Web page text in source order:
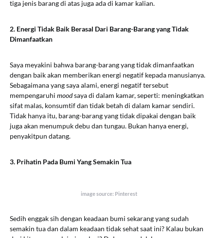
tiga jenis barang di atas juga ada di kamar kalian.
2. Energi Tidak Baik Berasal Dari Barang-Barang yang Tidak
Dimanfaatkan
Saya meyakini bahwa barang-barang yang tidak dimanfaatkan
dengan baik akan memberikan energi negatif kepada manusianya.
Sebagaimana yang saya alami, energi negatif tersebut
mempengaruhi moodsaya di dalam kamar, seperti: meningkatkan
sifat malas, konsumtif dan tidak betah di dalam kamar sendiri.
Tidak hanya itu, barang-barang yang tidak dipakai dengan baik
juga akan menumpuk debu dan tungau. Bukan hanya energi,
penyakitpun datang.
3. Prihatin Pada Bumi Yang Semakin Tua
image source: Pinterest
Sedih enggak sih dengan keadaan bumi sekarang yang sudah
semakin tua dan dalam keadaan tidak sehat saat ini? Kalau bukan